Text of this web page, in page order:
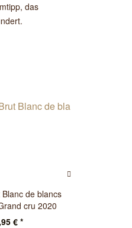
das
de blancs
cru 2020
€ *